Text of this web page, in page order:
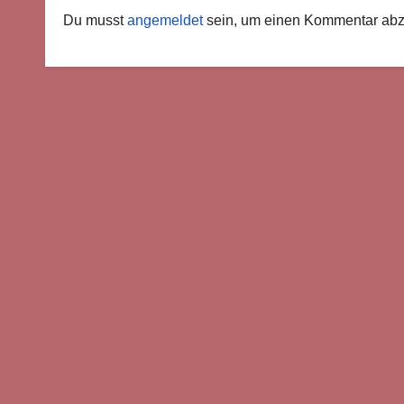
Du musstangemeldetsein, um einen Kommentar